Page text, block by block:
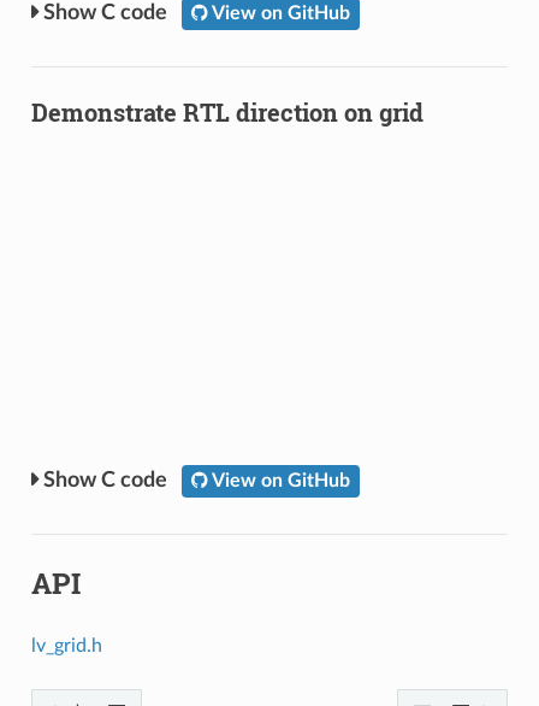
C code View on GitHub
Demonstrate RTL direction on grid
C code View on GitHub
API
lv_grid.h